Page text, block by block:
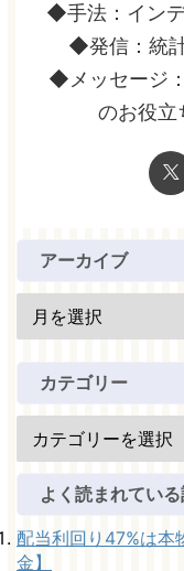
◆手法：イン
◆発信：統
◆メッセージ
のお役立
アーカイブ
カテゴリー
よく読まれてい
配当利回り47%は本
金】